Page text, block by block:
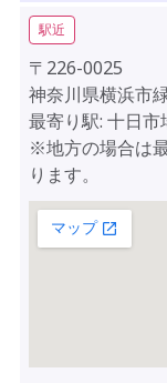
駅近
〒226-0025
神奈川県横浜市
最寄り駅: 十日
※地方の場合は
ります。